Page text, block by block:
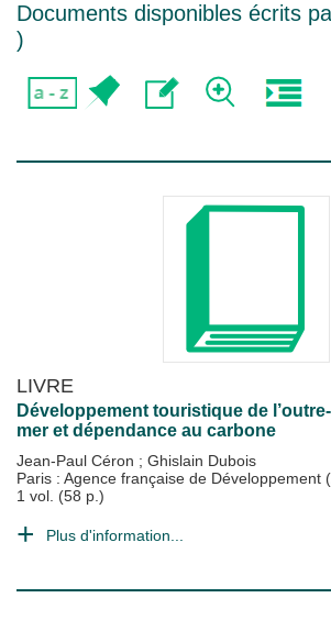
Documents disponibles écrits
)
LIVRE
Développement touristique de l’outre-
mer et dépendance au carbone
Jean-Paul Céron ; Ghislain Dubois
Paris : Agence française de Développement
1 vol. (58 p.)
Plus d'information...